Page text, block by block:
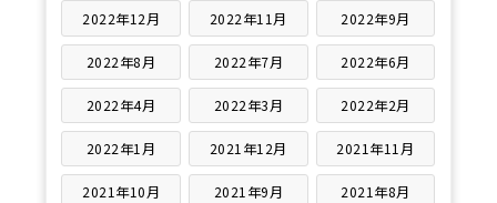
2022年12月 2022年11月 2022年9月
2022年8月 2022年7月 2022年6月
2022年4月 2022年3月 2022年2月
2022年1月 2021年12月 2021年11月
2021年10月 2021年9月 2021年8月